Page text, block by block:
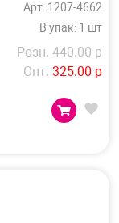
Арт: 1207-4662
В упак: 1 шт
Розн. 440.00 р
Опт. 325.00 р